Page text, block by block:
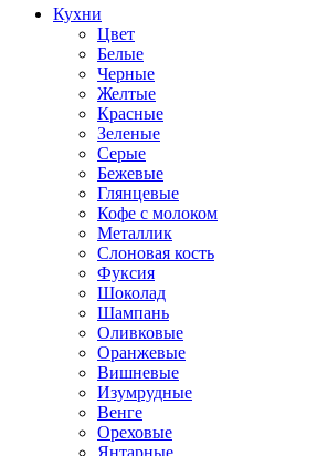
Кухни
Цвет
Белые
Черные
Желтые
Красные
Зеленые
Серые
Бежевые
Глянцевые
Кофе с молоком
Металлик
Слоновая кость
Фуксия
Шоколад
Шампань
Оливковые
Оранжевые
Вишневые
Изумрудные
Венге
Ореховые
Янтарные